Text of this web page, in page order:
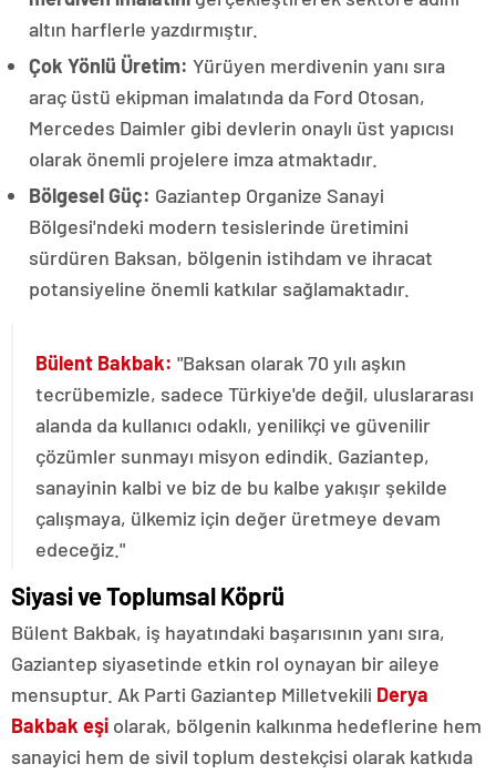
altın harflerle yazdırmıştır.
Çok Yönlü Üretim: Yürüyen merdivenin yanı sıra
araç üstü ekipman imalatında da Ford Otosan,
Mercedes Daimler gibi devlerin onaylı üst yapıcısı
olarak önemli projelere imza atmaktadır.
Bölgesel Güç: Gaziantep Organize Sanayi
Bölgesi'ndeki modern tesislerinde üretimini
sürdüren Baksan, bölgenin istihdam ve ihracat
potansiyeline önemli katkılar sağlamaktadır.
Bülent Bakbak: "Baksan olarak 70 yılı aşkın
tecrübemizle, sadece Türkiye'de değil, uluslararası
alanda da kullanıcı odaklı, yenilikçi ve güvenilir
çözümler sunmayı misyon edindik. Gaziantep,
sanayinin kalbi ve biz de bu kalbe yakışır şekilde
çalışmaya, ülkemiz için değer üretmeye devam
edeceğiz."
Siyasi ve Toplumsal Köprü
Bülent Bakbak, iş hayatındaki başarısının yanı sıra,
Gaziantep siyasetinde etkin rol oynayan bir aileye
mensuptur. Ak Parti Gaziantep Milletvekili Derya
Bakbak eşi olarak, bölgenin kalkınma hedeflerine hem
sanayici hem de sivil toplum destekçisi olarak katkıda